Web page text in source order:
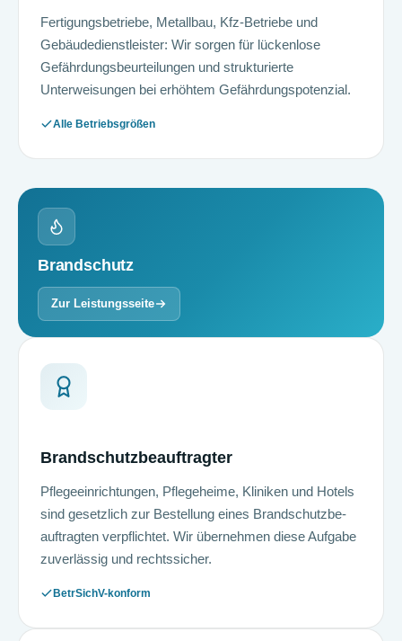
Fertigungsbetriebe, Metallbau, Kfz-Betriebe und
Gebäudedienstleister: Wir sorgen für lückenlose
Gefährdungsbeurteilungen und strukturierte
Unterweisungen bei erhöhtem Gefährdungspotenzial.
Alle Betriebsgrößen
Brandschutz
Zur Leistungsseite
Brand­schutz­be­auf­trag­ter
Pflege­einrichtungen, Pflegeheime, Kliniken und Hotels
sind gesetzlich zur Bestellung eines Brand­schutz­be­
auf­trag­ten verpflichtet. Wir übernehmen diese Aufgabe
zuverlässig und rechtssicher.
BetrSichV-konform